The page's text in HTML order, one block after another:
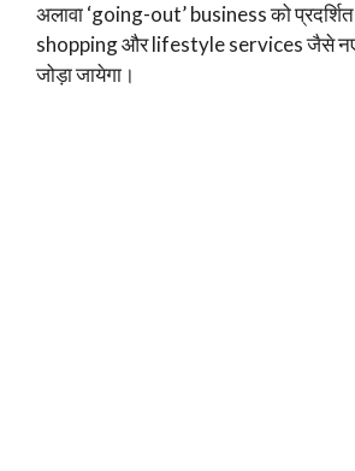
अलावा ‘going-out’ business को
shopping और lifestyle services जैसे नए
जोड़ा जायेगा।